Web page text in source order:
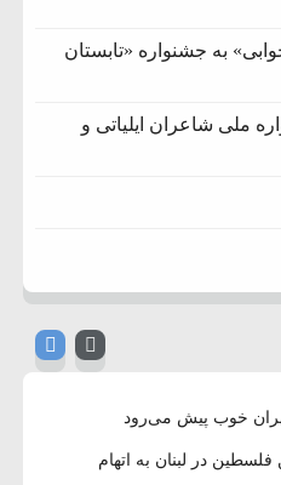
به جشنواره «تابستان
ملی شاعران ایلیاتی و
خوب پیش می‌رود
در لبنان به اتهام